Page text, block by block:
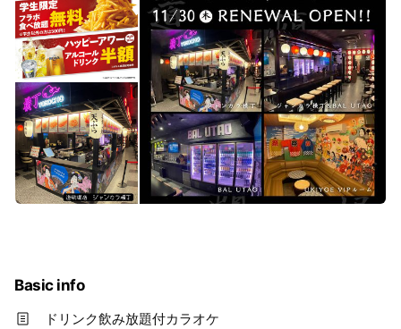
Basic info
ドリンク飲み放題付カラオケ